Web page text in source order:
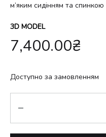
м’яким сидінням та спинкою
3D MODEL
7,400.00₴
Доступно за замовленням